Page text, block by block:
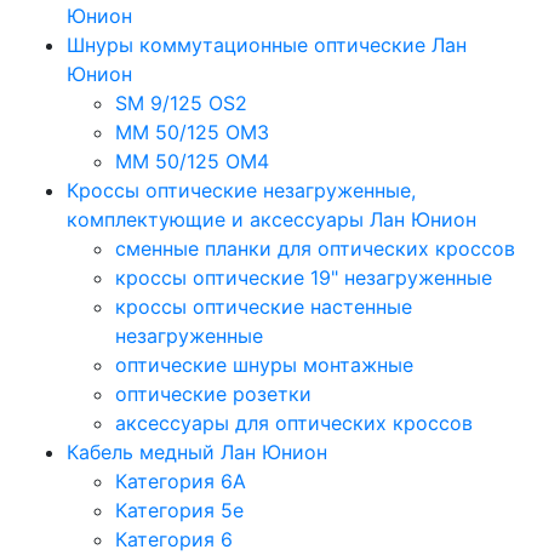
Юнион
Шнуры коммутационные оптические Лан
Юнион
SM 9/125 OS2
MM 50/125 OM3
MM 50/125 OM4
Кроссы оптические незагруженные,
комплектующие и аксессуары Лан Юнион
сменные планки для оптических кроссов
кроссы оптические 19" незагруженные
кроссы оптические настенные
незагруженные
оптические шнуры монтажные
оптические розетки
аксессуары для оптических кроссов
Кабель медный Лан Юнион
Категория 6A
Категория 5e
Категория 6